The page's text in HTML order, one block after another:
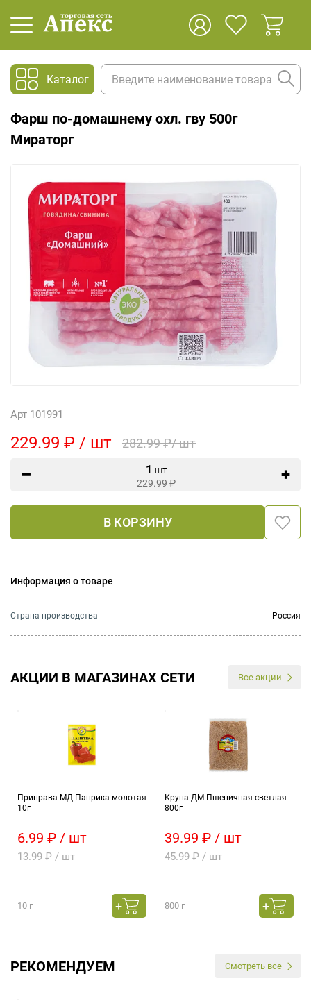
Каталог
Фарш по-домашнему охл. гву 500г
Мираторг
Арт 101991
229.99 ₽ / шт 282.99 ₽/ шт
1 шт
229.99 ₽
В КОРЗИНУ
Информация о товаре
Страна производства Россия
АКЦИИ В МАГАЗИНАХ СЕТИ Все акции
Приправа МД Паприка молотая
10г
6.99 ₽ / шт
13.99 ₽ / шт
10 г
Крупа ДМ Пшеничная светлая
800г
39.99 ₽ / шт
45.99 ₽ / шт
800 г
РЕКОМЕНДУЕМ Смотреть все